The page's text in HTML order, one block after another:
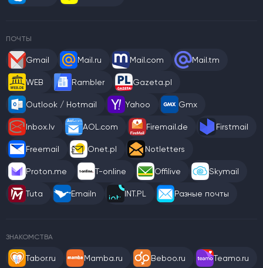
ПОЧТЫ
Gmail Mail.ru Mail.com Mail.tm
WEB Rambler Gazeta.pl
Outlook / Hotmail Yahoo Gmx
Inbox.lv AOL.com Firemail.de Firstmail
Freemail Onet.pl Notletters
Proton.me T-online Offilive Skymail
Tuta Emailn INT.PL Разные почты
ЗНАКОМСТВА
Tabor.ru Mamba.ru Beboo.ru Teamo.ru